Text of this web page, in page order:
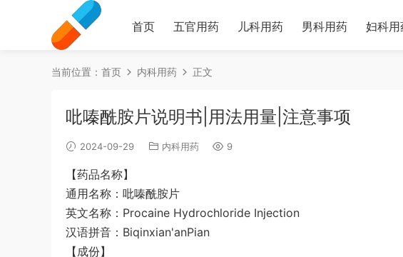
首页 五官用药 儿科用药 男科用药 妇科用
当前位置： 首页 内科用药 正文
吡嗪酰胺片说明书|用法用量|注意事项
2024-09-29 内科用药 9
【药品名称】
通用名称：吡嗪酰胺片
英文名称：Procaine Hydrochloride Injection
汉语拼音：Biqinxian'anPian
【成份】